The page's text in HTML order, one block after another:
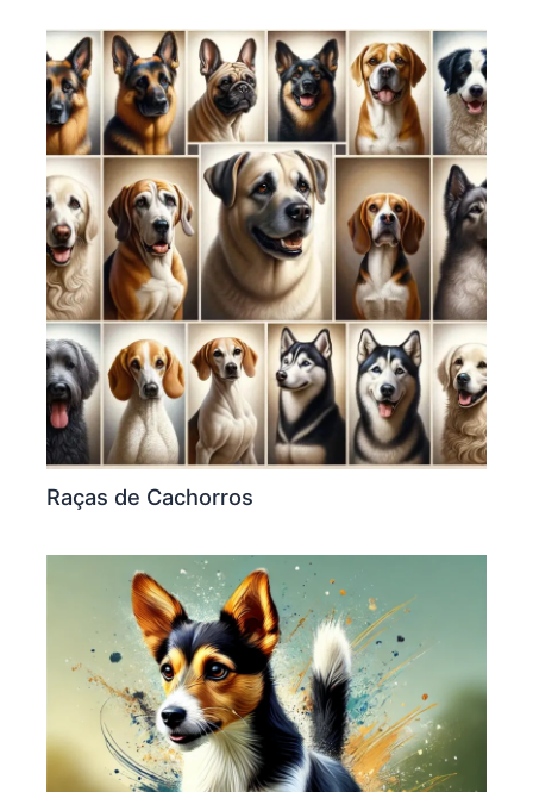
Raças de Cachorros